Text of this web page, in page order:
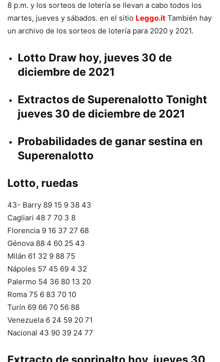
8 p.m. y los sorteos de lotería se llevan a cabo todos los
martes, jueves y sábados. en el sitio Leggo.it También hay
un archivo de los sorteos de lotería para 2020 y 2021.
Lotto Draw hoy, jueves 30 de
diciembre de 2021
Extractos de Superenalotto Tonight
jueves 30 de diciembre de 2021
Probabilidades de ganar sestina en
Superenalotto
Lotto, ruedas
43- Barry 89 15 9 38 43
Cagliari 48 7 70 3 8
Florencia 9 16 37 27 68
Génova 88 4 60 25 43
Milán 61 32 9 88 75
Nápoles 57 45 69 4 32
Palermo 54 36 80 13 20
Roma 75 6 83 70 10
Turín 69 66 70 56 88
Venezuela 6 24 59 20 71
Nacional 43 90 39 24 77